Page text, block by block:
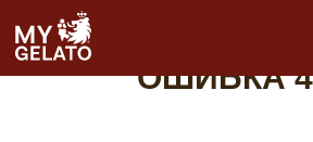
ОШИБКА